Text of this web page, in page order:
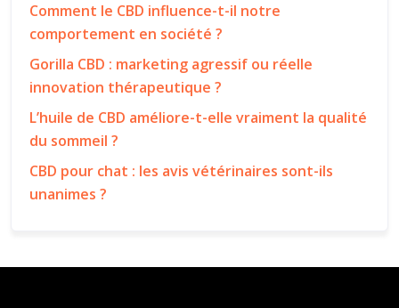
Comment le CBD influence-t-il notre
comportement en société ?
Gorilla CBD : marketing agressif ou réelle
innovation thérapeutique ?
L’huile de CBD améliore-t-elle vraiment la qualité
du sommeil ?
CBD pour chat : les avis vétérinaires sont-ils
unanimes ?